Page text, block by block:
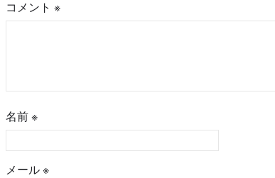
コメント※
名前※
メール※